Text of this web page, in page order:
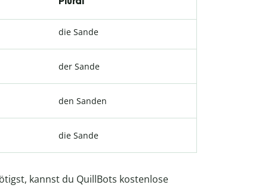
die Sande
der Sande
den Sanden
die Sande
kannst du QuillBots kostenlose